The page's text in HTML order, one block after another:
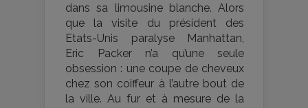
dans sa limousine blanche. Alors
que la visite du président des
Etats-Unis paralyse Manhattan,
Eric Packer n’a qu’une seule
obsession : une coupe de cheveux
chez son coiffeur à l’autre bout de
la ville. Au fur et à mesure de la